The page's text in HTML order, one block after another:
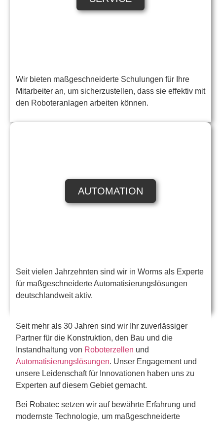
Wir bieten maßgeschneiderte Schulungen für Ihre
Mitarbeiter an, um sicherzustellen, dass sie effektiv mit
den Roboteranlagen arbeiten können.
AUTOMATION
Seit vielen Jahrzehnten sind wir in Worms als Experte
für maßgeschneiderte Automatisierungslösungen
deutschlandweit aktiv.
Seit mehr als 30 Jahren sind wir Ihr zuverlässiger
Partner für die Konstruktion, den Bau und die
Instandhaltung von Roboterzellen und
Automatisierungslösungen. Unser Engagement und
unsere Leidenschaft für Innovationen haben uns zu
Experten auf diesem Gebiet gemacht.
Bei Robatec setzen wir auf bewährte Erfahrung und
modernste Technologie, um maßgeschneiderte